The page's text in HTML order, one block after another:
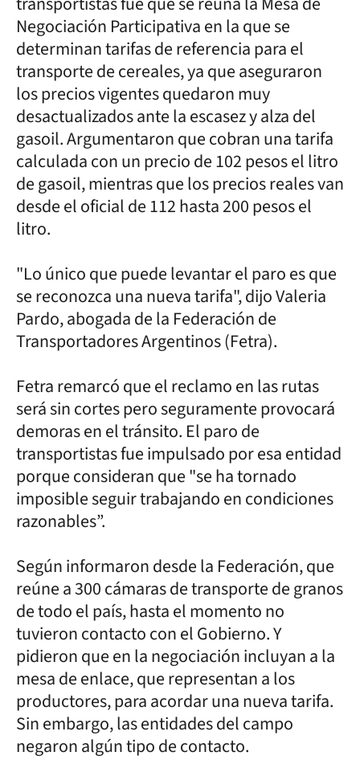
Negociación Participativa en la que se
determinan tarifas de referencia para el
transporte de cereales, ya que aseguraron
los precios vigentes quedaron muy
desactualizados ante la escasez y alza del
gasoil. Argumentaron que cobran una tarifa
calculada con un precio de 102 pesos el litro
de gasoil, mientras que los precios reales van
desde el oficial de 112 hasta 200 pesos el
litro.
"Lo único que puede levantar el paro es que
se reconozca una nueva tarifa", dijo Valeria
Pardo, abogada de la Federación de
Transportadores Argentinos (Fetra).
Fetra remarcó que el reclamo en las rutas
será sin cortes pero seguramente provocará
demoras en el tránsito. El paro de
transportistas fue impulsado por esa entidad
porque consideran que "se ha tornado
imposible seguir trabajando en condiciones
razonables”.
Según informaron desde la Federación, que
reúne a 300 cámaras de transporte de granos
de todo el país, hasta el momento no
tuvieron contacto con el Gobierno. Y
pidieron que en la negociación incluyan a la
mesa de enlace, que representan a los
productores, para acordar una nueva tarifa.
Sin embargo, las entidades del campo
negaron algún tipo de contacto.